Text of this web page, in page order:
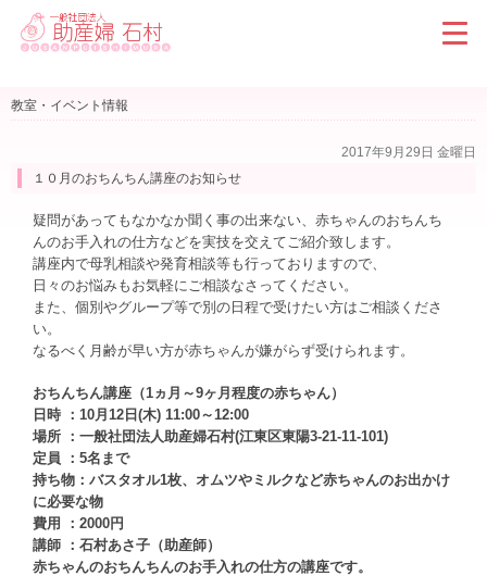
教室・イベント情報
2017年9月29日 金曜日
１０月のおちんちん講座のお知らせ
疑問があってもなかなか聞く事の出来ない、赤ちゃんのおちんち
んのお手入れの仕方などを実技を交えてご紹介致します。
講座内で母乳相談や発育相談等も行っておりますので、
日々のお悩みもお気軽にご相談なさってください。
また、個別やグループ等で別の日程で受けたい方はご相談くださ
い。
なるべく月齢が早い方が赤ちゃんが嫌がらず受けられます。
おちんちん講座（1ヵ月～9ヶ月程度の赤ちゃん）
日時 ：10月12日(木) 11:00～12:00
場所 ：一般社団法人助産婦石村(江東区東陽3-21-11-101)
定員 ：5名まで
持ち物：バスタオル1枚、オムツやミルクなど赤ちゃんのお出かけ
に必要な物
費用 ：2000円
講師 ：石村あさ子（助産師）
赤ちゃんのおちんちんのお手入れの仕方の講座です。